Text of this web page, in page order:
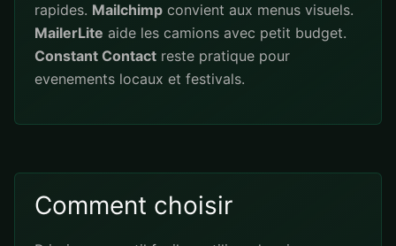
rapides. Mailchimp convient aux menus visuels.
MailerLite aide les camions avec petit budget.
Constant Contact reste pratique pour
evenements locaux et festivals.
Comment choisir